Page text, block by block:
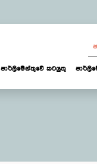
පාර්ලිමේන්තුවේ කටයුතු